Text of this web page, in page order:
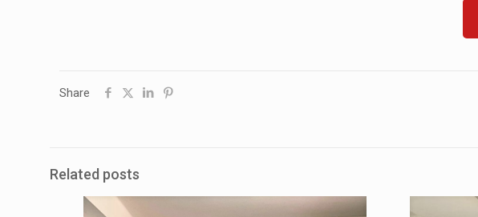
Share
Related posts